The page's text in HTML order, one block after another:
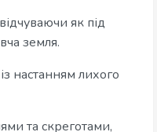
як під
земля.
настанням лихого
та скреготами,